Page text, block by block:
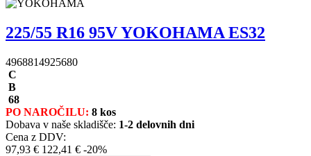
225/55 R16 95V YOKOHAMA ES32
4968814925680
C
B
68
PO NAROČILU: 8 kos
Dobava v naše skladišče: 1-2 delovnih dni
Cena z DDV:
97,93 € 122,41 € -20%